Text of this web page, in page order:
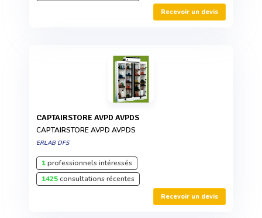
Recevoir un devis
CAPTAIRSTORE AVPD AVPDS
CAPTAIRSTORE AVPD AVPDS
ERLAB DFS
1professionnels intéressés
1425consultations récentes
Recevoir un devis